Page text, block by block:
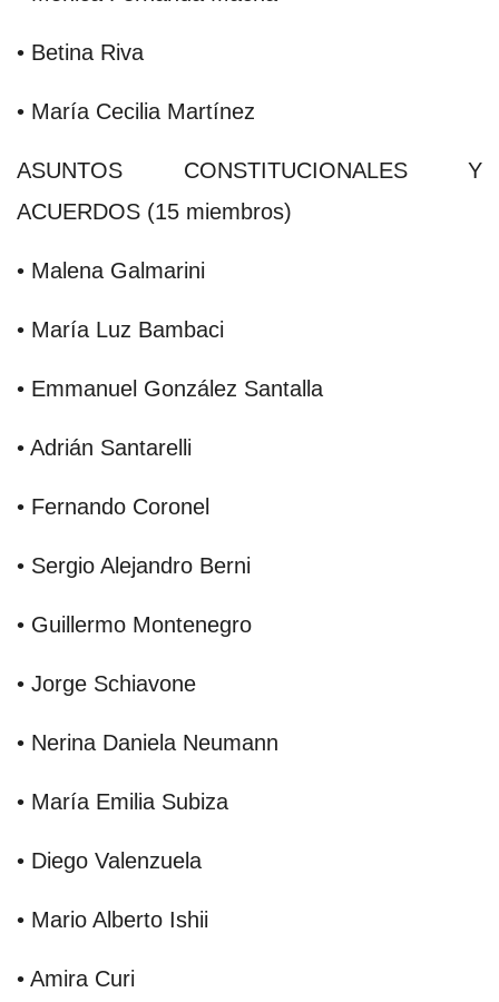
• Betina Riva
• María Cecilia Martínez
ASUNTOS CONSTITUCIONALES Y
ACUERDOS (15 miembros)
• Malena Galmarini
• María Luz Bambaci
• Emmanuel González Santalla
• Adrián Santarelli
• Fernando Coronel
• Sergio Alejandro Berni
• Guillermo Montenegro
• Jorge Schiavone
• Nerina Daniela Neumann
• María Emilia Subiza
• Diego Valenzuela
• Mario Alberto Ishii
• Amira Curi